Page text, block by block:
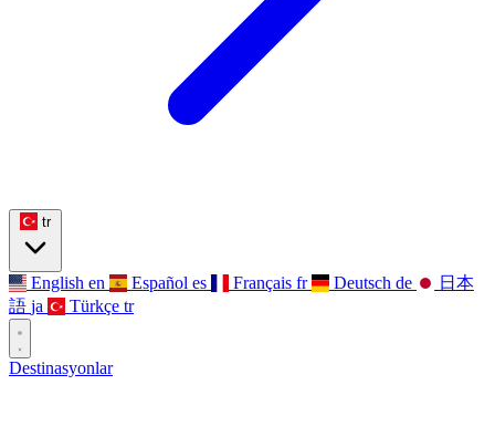
tr
English en Español es Français fr Deutsch de
日本
語 ja Türkçe tr
Destinasyonlar